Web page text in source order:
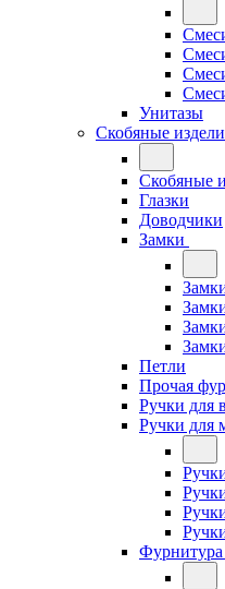
Унитазы
Скобяные
Скобяные
Глазки
Доводчики
Замки
Петли
Прочая
Ручки для
Ручки для
Фурнитура